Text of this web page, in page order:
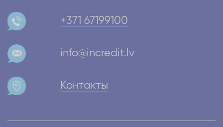
+371 67199100
info@incredit.lv
Контакты